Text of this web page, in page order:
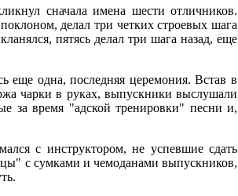
сначала имена шести отличников.
делал три четких строевых шага
пятясь делал три шага назад, еще
еще одна, последняя церемония. Встав в
чарки в руках, выпускники выслушали
за время "адской тренировки" песни и,
с инструктором, не успевшие сдать
с сумками и чемоданами выпускников,